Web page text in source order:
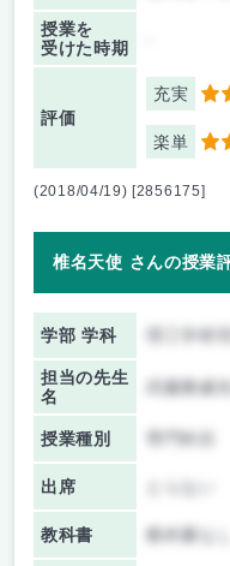
授業を
受けた時期
評価
充実 4
楽単 5
(2018/04/19) [2856175]
椎名天使 さんの授業
学部 学科 理工学研
担当の先生
名
武藤雅威
授業種別
出席
教科書 教科書な